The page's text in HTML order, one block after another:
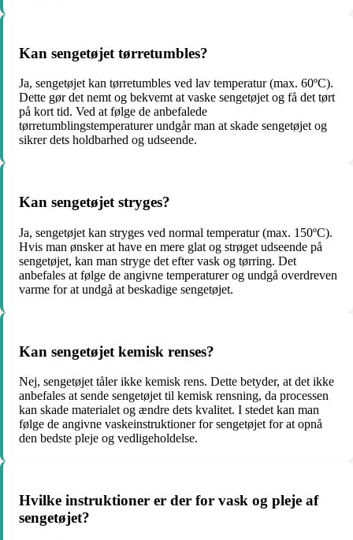
Kan sengetøjet tørretumbles?
Ja, sengetøjet kan tørretumbles ved lav temperatur (max. 60ºC).
Dette gør det nemt og bekvemt at vaske sengetøjet og få det tørt
på kort tid. Ved at følge de anbefalede
tørretumblingstemperaturer undgår man at skade sengetøjet og
sikrer dets holdbarhed og udseende.
Kan sengetøjet stryges?
Ja, sengetøjet kan stryges ved normal temperatur (max. 150ºC).
Hvis man ønsker at have en mere glat og strøget udseende på
sengetøjet, kan man stryge det efter vask og tørring. Det
anbefales at følge de angivne temperaturer og undgå overdreven
varme for at undgå at beskadige sengetøjet.
Kan sengetøjet kemisk renses?
Nej, sengetøjet tåler ikke kemisk rens. Dette betyder, at det ikke
anbefales at sende sengetøjet til kemisk rensning, da processen
kan skade materialet og ændre dets kvalitet. I stedet kan man
følge de angivne vaskeinstruktioner for sengetøjet for at opnå
den bedste pleje og vedligeholdelse.
Hvilke instruktioner er der for vask og pleje af
sengetøjet?